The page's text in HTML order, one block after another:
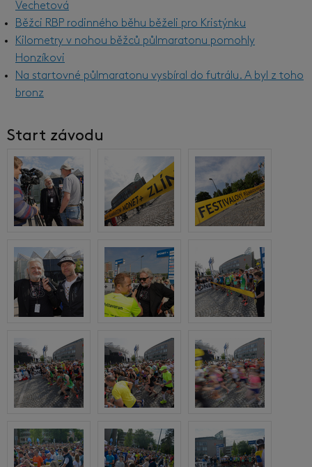
Vechetová
Běžci RBP rodinného běhu běželi pro Kristýnku
Kilometry v nohou běžců půlmaratonu pomohly
Honzíkovi
Na startovné půlmaratonu vysbíral do futrálu. A byl z toho
bronz
Start závodu